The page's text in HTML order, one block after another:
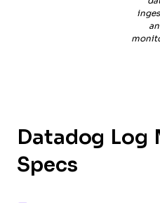
Datadog Log
Specs